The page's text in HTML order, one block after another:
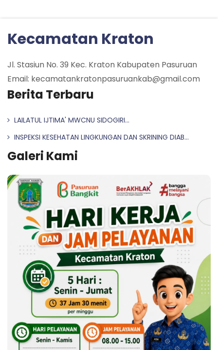
Kecamatan Kraton
Jl. Stasiun No. 39 Kec. Kraton Kabupaten Pasuruan
Email: kecamatankratonpasuruankab@gmail.com
Berita Terbaru
LAILATUL IJTIMA' MWCNU SIDOGIRI...
INSPEKSI KESEHATAN LINGKUNGAN DAN SKRINING DIAB...
Galeri Kami